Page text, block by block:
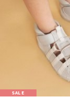
SALE